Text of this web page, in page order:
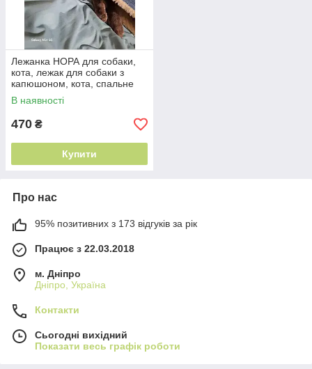
Лежанка НОРА для собаки,
кота, лежак для собаки з
капюшоном, кота, спальне
місце МЕБЛЕВА
ЗНОСОСТІЙКА ТКАНИНА
В наявності
470 ₴
Купити
Про нас
95% позитивних з 173 відгуків за рік
Працює з 22.03.2018
м. Дніпро
Дніпро, Україна
Контакти
Сьогодні вихідний
Показати весь графік роботи